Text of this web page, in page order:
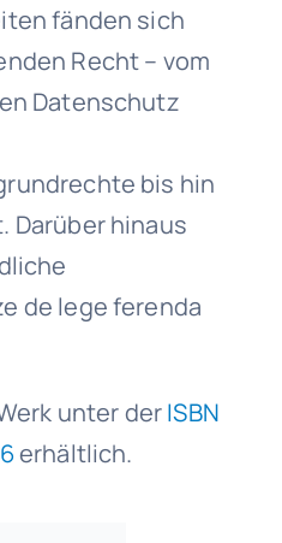
fänden sich
Recht – vom
Datenschutz
bis hin
Darüber hinaus
de lege ferenda
unter derISBN
erhältlich.